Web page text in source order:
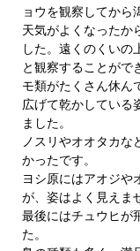
ョウを観察してから
天気がよくなったか
した。遠くのくいの
と観察することがで
モ類がたくさん休ん
広げて乾かしている
ました。
ノスリやオオタカな
かったです。
ヨシ原にはアオジや
が、姿はよく見えま
最後にはチュウヒが
た。